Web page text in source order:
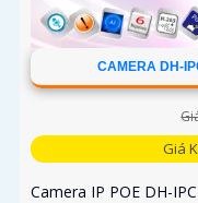
CAMERA DH-
Giá
Camera IP POE DH-